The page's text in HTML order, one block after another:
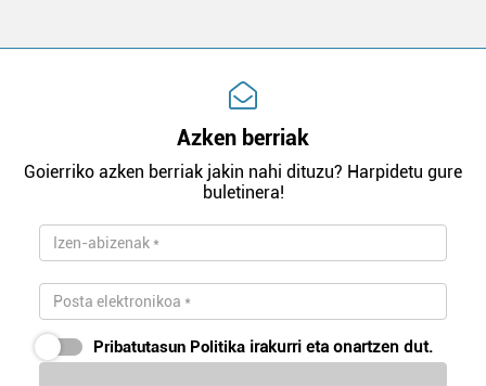
Azken berriak
Goierriko azken berriak jakin nahi dituzu? Harpidetu gure
buletinera!
Pribatutasun Politika irakurri eta onartzen dut.